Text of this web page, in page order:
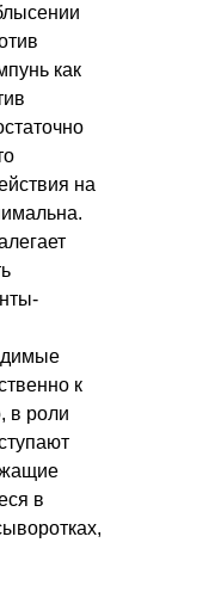
как
на
к
в роли
в